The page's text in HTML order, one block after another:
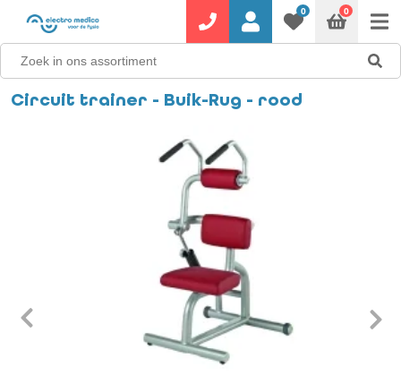
0 0
Circuit trainer - Buik-Rug - rood